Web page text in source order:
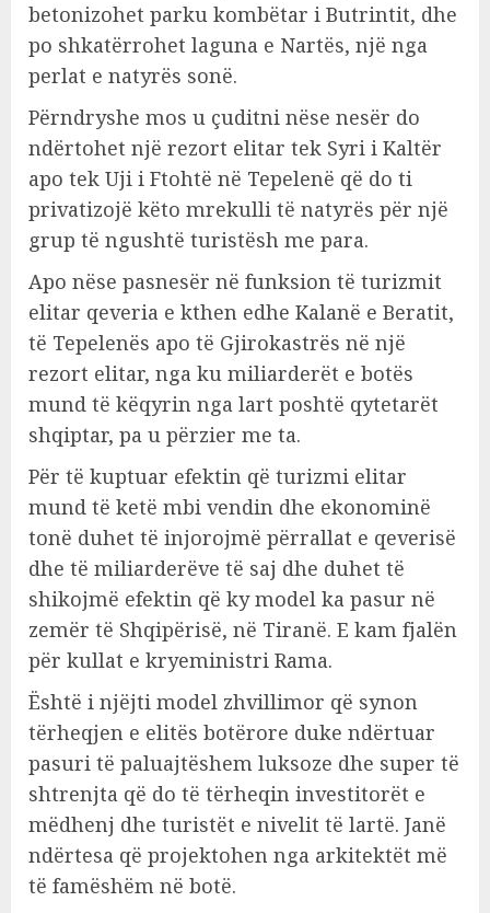
betonizohet parku kombëtar i Butrintit, dhe
po shkatërrohet laguna e Nartës, një nga
perlat e natyrës sonë.
Përndryshe mos u çuditni nëse nesër do
ndërtohet një rezort elitar tek Syri i Kaltër
apo tek Uji i Ftohtë në Tepelenë që do ti
privatizojë këto mrekulli të natyrës për një
grup të ngushtë turistësh me para.
Apo nëse pasnesër në funksion të turizmit
elitar qeveria e kthen edhe Kalanë e Beratit,
të Tepelenës apo të Gjirokastrës në një
rezort elitar, nga ku miliarderët e botës
mund të këqyrin nga lart poshtë qytetarët
shqiptar, pa u përzier me ta.
Për të kuptuar efektin që turizmi elitar
mund të ketë mbi vendin dhe ekonominë
tonë duhet të injorojmë përrallat e qeverisë
dhe të miliarderëve të saj dhe duhet të
shikojmë efektin që ky model ka pasur në
zemër të Shqipërisë, në Tiranë. E kam fjalën
për kullat e kryeministri Rama.
Është i njëjti model zhvillimor që synon
tërheqjen e elitës botërore duke ndërtuar
pasuri të paluajtëshem luksoze dhe super të
shtrenjta që do të tërheqin investitorët e
mëdhenj dhe turistët e nivelit të lartë. Janë
ndërtesa që projektohen nga arkitektët më
të famëshëm në botë.